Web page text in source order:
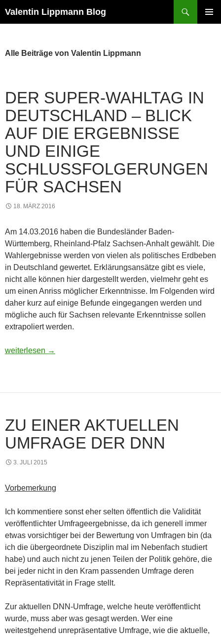
Valentin Lippmann Blog
Alle Beiträge von Valentin Lippmann
DER SUPER-WAHLTAG IN
DEUTSCHLAND – BLICK
AUF DIE ERGEBNISSE
UND EINIGE
SCHLUSSFOLGERUNGEN
FÜR SACHSEN
18. MÄRZ 2016
Am 14.03.2016 haben die Bundesländer Baden-
Württemberg, Rheinland-Pfalz Sachsen-Anhalt gewählt. Die
Wahlergebnisse werden von vielen als politisches Erdbeben
in Deutschland gewertet. Erklärungsansätze gibt es viele,
nicht alle können hier dargestellt werden, vielmehr geht es
um einen Anriss möglicher Erkenntnisse. Im Folgenden wird
daher kurz auf einige Befunde eingegangen werden und
mögliche auch für Sachsen relevante Erkenntnisse sollen
extrapoliert werden.
Der Super-Wahltag in Deutschland – Blick auf die
weiterlesen →
ZU EINER AKTUELLEN
UMFRAGE DER DNN
3. JULI 2015
Vorbemerkung
Ich kommentiere sonst eher selten öffentlich die Validität
veröffentlichter Umfrageergebnisse, da ich generell immer
etwas vorsichtiger bei der Bewertung von Umfragen bin (da
ich die übergeordnete Disziplin mal im Nebenfach studiert
habe) und auch nicht zu jenen Teilen der Politik gehöre, die
bei jeder nicht in den Kram passenden Umfrage deren
Repräsentativität in Frage stellt.
Zur aktuellen DNN-Umfrage, welche heute veröffentlicht
wurde, muss aber was gesagt werden. Wer eine
weitestgehend unrepräsentative Umfrage, wie die aktuelle,